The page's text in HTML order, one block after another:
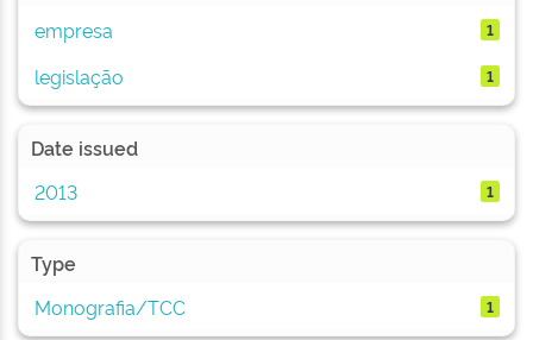
empresa
1
legislação 1
Date issued
2013
1
Type
Monografia/TCC
1